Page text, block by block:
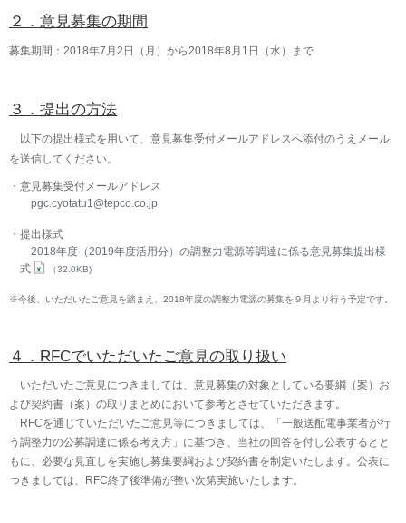
２．意見募集の期間
募集期間：2018年7月2日（月）から2018年8月1日（水）まで
３．提出の方法
以下の提出様式を用いて、意見募集受付メールアドレスへ添付のうえメール
を送信してください。
意見募集受付メールアドレス
pgc.cyotatu1@tepco.co.jp
提出様式
2018年度（2019年度活用分）の調整力電源等調達に係る意見募集提出様
式
（32.0KB)
※今後、いただいたご意見を踏まえ、2018年度の調整力電源の募集を９月より行う予定です。
４．RFCでいただいたご意見の取り扱い
いただいたご意見につきましては、意見募集の対象としている要綱（案）お
よび契約書（案）の取りまとめにおいて参考とさせていただきます。
RFCを通じていただいたご意見等につきましては、「一般送配電事業者が行
う調整力の公募調達に係る考え方」に基づき、当社の回答を付し公表するとと
もに、必要な見直しを実施し募集要綱および契約書を制定いたします。公表に
つきましては、RFC終了後準備が整い次第実施いたします。